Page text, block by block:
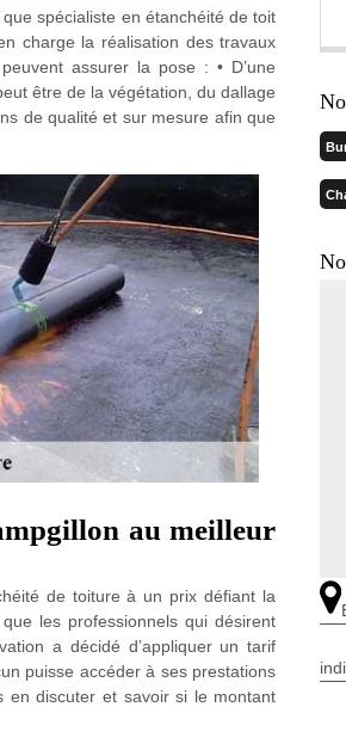
spécialiste en étanchéité de toit
charge la réalisation des travaux
assurer la pose : • D’une
être de la végétation, du dallage
de qualité et sur mesure afin que
au meilleur
de toiture à un prix défiant la
les professionnels qui désirent
a décidé d’appliquer un tarif
puisse accéder à ses prestations
en discuter et savoir si le montant